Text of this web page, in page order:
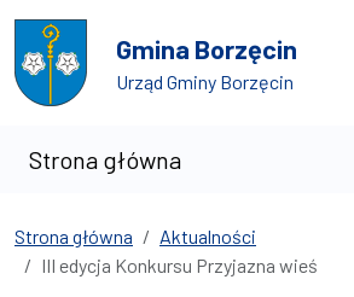
Przejdź do treści
Przejdź do wyszukiwarki
Gmina Borzęcin
Urząd Gminy Borzęcin
Strona główna
Strona główna
Aktualności
III edycja Konkursu Przyjazna wieś